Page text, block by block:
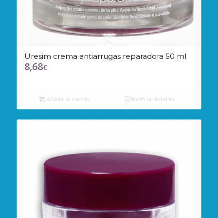
Uresim crema antiarrugas reparadora 50 ml
8,68€
Añadir al carrito Mostrar detalles